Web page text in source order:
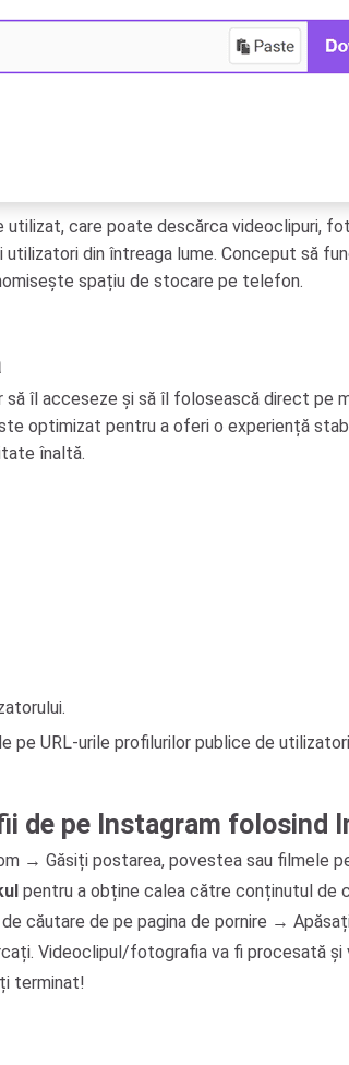
care poate descărca videoclipuri,
din întreaga lume. Conceput să
spațiu de stocare pe telefon.
îl acceseze și să îl folosească direct pe
optimizat pentru a oferi o experiență
înaltă.
pe URL-urile profilurilor publice de
de pe Instagram folosind
→ Găsiți postarea, povestea sau filmele
pentru a obține calea către conținutul de
căutare de pe pagina de pornire →
Videoclipul/fotografia va fi procesată și
terminat!